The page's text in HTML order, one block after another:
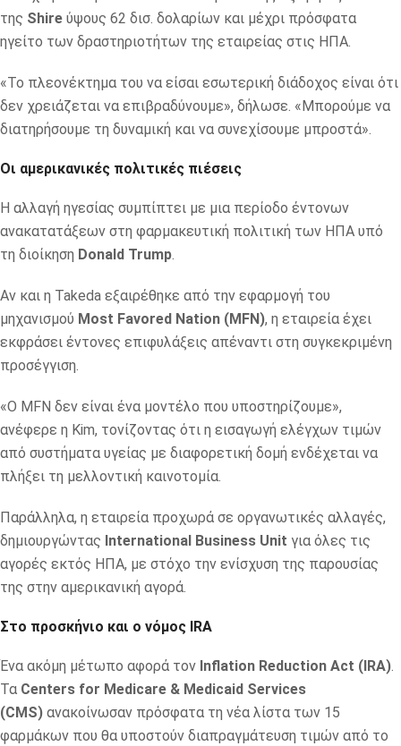
της Shire ύψους 62 δισ. δολαρίων και μέχρι πρόσφατα
ηγείτο των δραστηριοτήτων της εταιρείας στις ΗΠΑ.
«Το πλεονέκτημα του να είσαι εσωτερική διάδοχος είναι ότι
δεν χρειάζεται να επιβραδύνουμε», δήλωσε. «Μπορούμε να
διατηρήσουμε τη δυναμική και να συνεχίσουμε μπροστά».
Οι αμερικανικές πολιτικές πιέσεις
Η αλλαγή ηγεσίας συμπίπτει με μια περίοδο έντονων
ανακατατάξεων στη φαρμακευτική πολιτική των ΗΠΑ υπό
τη διοίκηση Donald Trump
Αν και η Takeda εξαιρέθηκε από την εφαρμογή του
μηχανισμού Most Favored Nation (MFN), η εταιρεία έχει
εκφράσει έντονες επιφυλάξεις απέναντι στη συγκεκριμένη
προσέγγιση.
«Ο MFN δεν είναι ένα μοντέλο που υποστηρίζουμε»,
ανέφερε η Kim, τονίζοντας ότι η εισαγωγή ελέγχων τιμών
από συστήματα υγείας με διαφορετική δομή ενδέχεται να
πλήξει τη μελλοντική καινοτομία.
Παράλληλα, η εταιρεία προχωρά σε οργανωτικές αλλαγές,
δημιουργώντας International Business Unit για όλες τις
αγορές εκτός ΗΠΑ, με στόχο την ενίσχυση της παρουσίας
της στην αμερικανική αγορά.
Στο προσκήνιο και ο νόμος IRA
Ένα ακόμη μέτωπο αφορά τον Inflation Reduction Act (IRA)
Τα Centers for Medicare & Medicaid Services
(CMS) ανακοίνωσαν πρόσφατα τη νέα λίστα των 15
φαρμάκων που θα υποστούν διαπραγμάτευση τιμών από το